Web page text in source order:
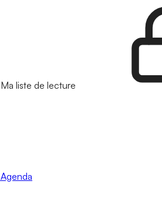
Ma liste de lecture
Agenda